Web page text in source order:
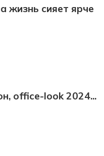
жизнь сияет ярче
office-look 2024...